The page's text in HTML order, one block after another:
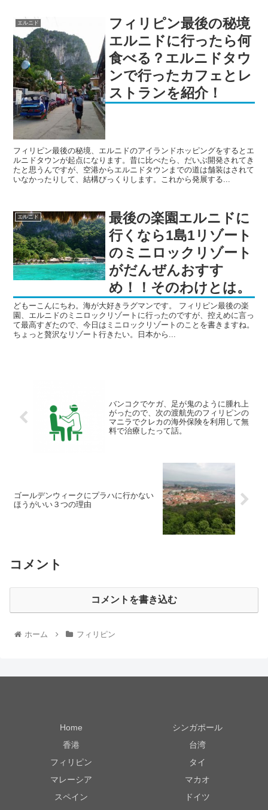
エルニド
フィリピン最後の秘境
エルニドに行ったら何
食べる？エルニドタウ
ンで行ったカフェとレ
ストランを紹介！
フィリピン最後の秘境、エルニドのアイランドホッピングをするとエ
ルニドタウンが起点になります。昔に比べたら、だいぶ開発されてき
たと思うんですが、空港からエルニドタウンまでの道は舗装はされて
いなかったりして、結構びっくりします。これから発展する...
エルニド
最後の楽園エルニドに
行くなら1島1リゾート
のミニロックリゾート
がだんぜんおすす
め！！そのわけとは。
どもーこんにちわ。海が大好きラグマンです。 フィリピン最後の楽
園、エルニドのミニロックリゾートに行ったのですが、控えめに言っ
て最高すぎたので、今日はミニロックリゾートのことを書きますね。
ちょっと贅沢なリゾート行きたい。日本から...
バンコクでケガ、足が鬼のように腫れ上
がったので、次の渡航先のフィリピンの
マニラでクレカの海外保険を利用して無
料で治療したって話。
ゴールデンウィークにプラハに行かない
ほうがいい３つの理由
コメント
コメントを書き込む
ホーム フィリピン
Home
シンガポール
香港
台湾
フィリピン
タイ
マレーシア
マカオ
スペイン
ドイツ